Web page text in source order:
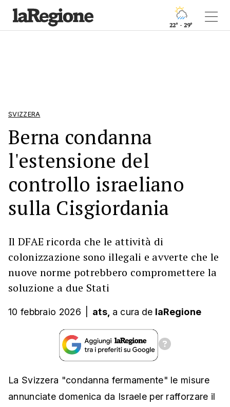
22° - 29°
SVIZZERA
Berna condanna
l'estensione del
controllo israeliano
sulla Cisgiordania
Il DFAE ricorda che le attività di
colonizzazione sono illegali e avverte che le
nuove norme potrebbero compromettere la
soluzione a due Stati
10 febbraio 2026 ats, a cura de laRegione
La Svizzera "condanna fermamente" le misure
annunciate domenica da Israele per rafforzare il